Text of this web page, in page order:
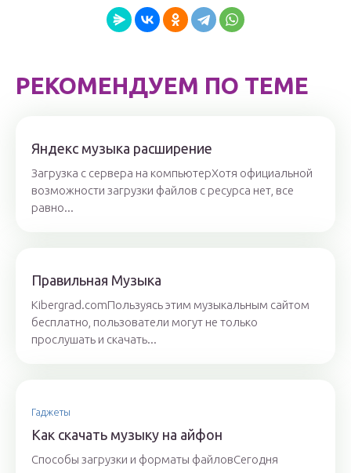
РЕКОМЕНДУЕМ ПО ТЕМЕ
Яндекс музыка расширение
Загрузка с сервера на компьютерХотя официальной
возможности загрузки файлов с ресурса нет, все
равно...
Правильная Музыка
Kibergrad.comПользуясь этим музыкальным сайтом
бесплатно, пользователи могут не только
прослушать и скачать...
Гаджеты
Как скачать музыку на айфон
Способы загрузки и форматы файловСегодня